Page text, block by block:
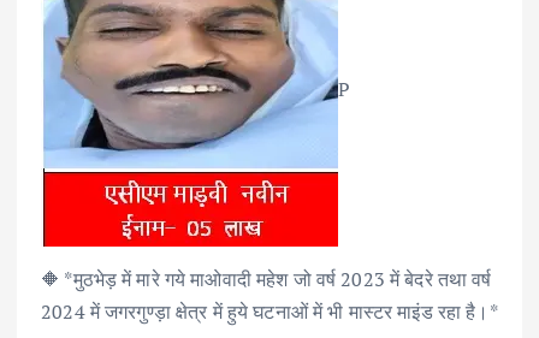
P
🔶 *मुठभेड़ में मारे गये माओवादी महेश जो वर्ष 2023 में बेदरे तथा वर्ष
2024 में जगरगुण्ड़ा क्षेत्र में हुये घटनाओं में भी मास्टर माइंड रहा है।*